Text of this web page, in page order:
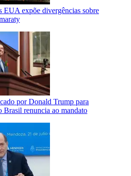
EUA expõe divergências sobre
por Donald Trump para
Brasil renuncia ao mandato